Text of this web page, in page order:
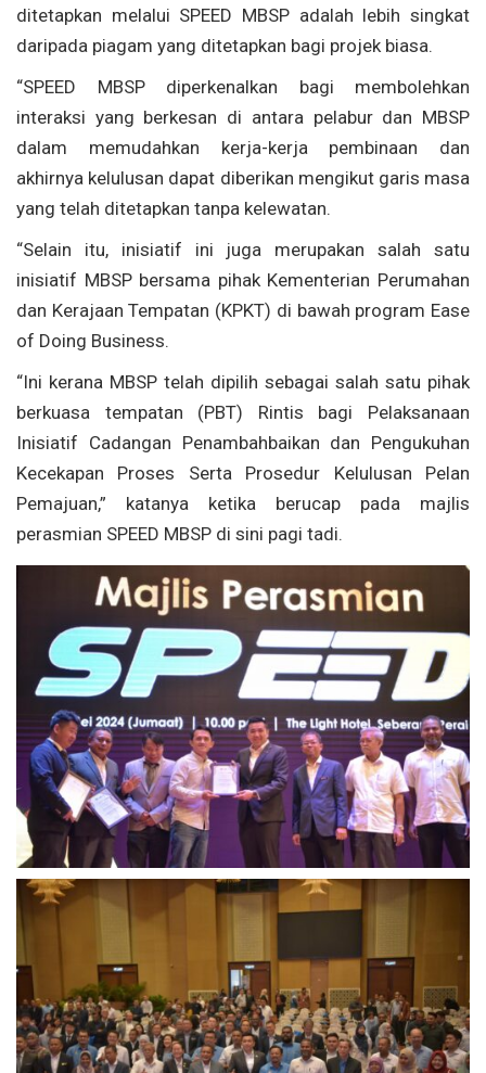
ditetapkan melalui SPEED MBSP adalah lebih singkat
daripada piagam yang ditetapkan bagi projek biasa.
“SPEED MBSP diperkenalkan bagi membolehkan
interaksi yang berkesan di antara pelabur dan MBSP
dalam memudahkan kerja-kerja pembinaan dan
akhirnya kelulusan dapat diberikan mengikut garis masa
yang telah ditetapkan tanpa kelewatan.
“Selain itu, inisiatif ini juga merupakan salah satu
inisiatif MBSP bersama pihak Kementerian Perumahan
dan Kerajaan Tempatan (KPKT) di bawah program Ease
of Doing Business.
“Ini kerana MBSP telah dipilih sebagai salah satu pihak
berkuasa tempatan (PBT) Rintis bagi Pelaksanaan
Inisiatif Cadangan Penambahbaikan dan Pengukuhan
Kecekapan Proses Serta Prosedur Kelulusan Pelan
Pemajuan,” katanya ketika berucap pada majlis
perasmian SPEED MBSP di sini pagi tadi.